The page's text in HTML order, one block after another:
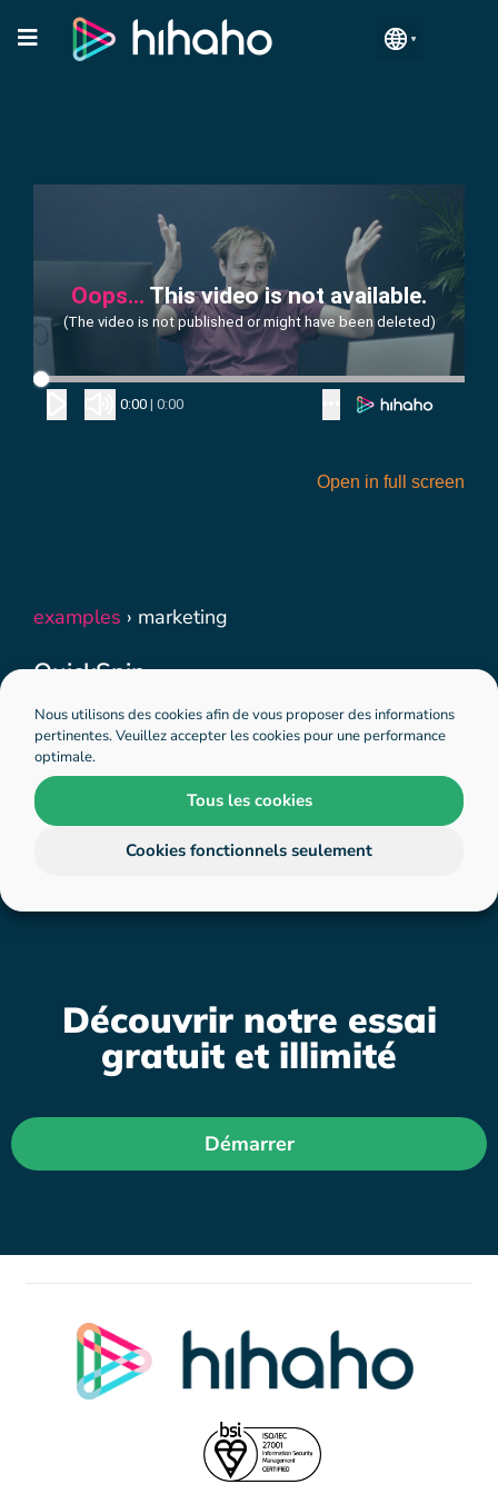
Nous utilisons des cookies afin de vous proposer des informations
pertinentes. Veuillez accepter les cookies pour une performance
optimale.
Tous les cookies
Cookies fonctionnels seulement
Open in full screen
examples › marketing
QuickSpin
Des questions ?
Découvrir notre essai
gratuit et illimité
Démarrer